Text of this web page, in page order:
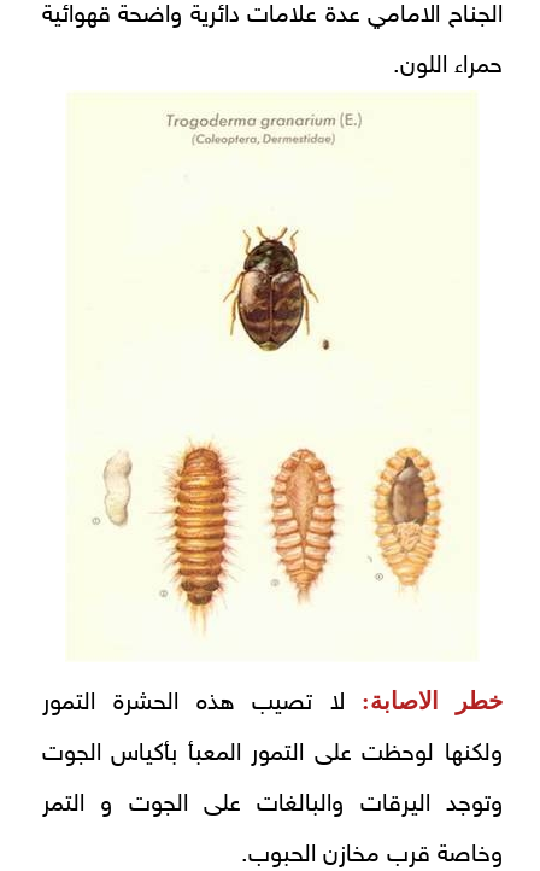
الجناح الامامي عدة علامات دائرية واضحة قهوائية
حمراء اللون.
خطر الاصابة:
لا تصيب هذه الحشرة التمور
ولكنها لوحظت على التمور المعبأ بأكياس الجوت
وتوجد اليرقات والبالغات على الجوت و التمر
وخاصة قرب مخازن الحبوب.